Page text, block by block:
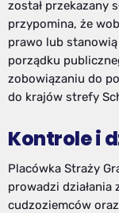
został przekazany
przypomina, że
prawo lub
porządku
zobowiązaniu do
do krajów strefy
Kontrole i
Placówka Straży
prowadzi
cudzoziemców